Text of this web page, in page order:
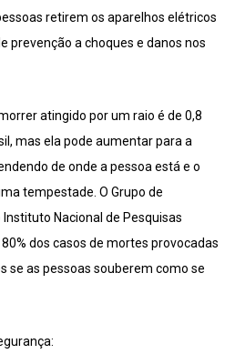
retirem os aparelhos elétricos
prevenção a choques e danos nos
atingido por um raio é de 0,8
mas ela pode aumentar para a
de onde a pessoa está e o
tempestade. O Grupo de
Nacional de Pesquisas
dos casos de mortes provocadas
se as pessoas souberem como se